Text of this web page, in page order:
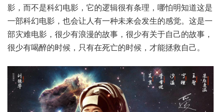
影，而不是科幻电影，它的逻辑很有条理，哪怕明知道这是
一部科幻电影，也会让人有一种未来会发生的感觉。这是一
部灾难电影，很少有浪漫的故事，很少有关于自己的故事，
很少有喝醉的时候，只有在死亡的时候，才能拯救自己。